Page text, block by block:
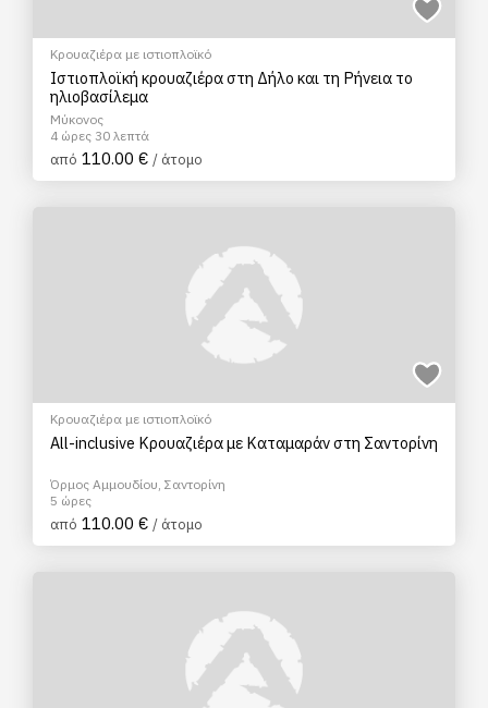
Κρουαζιέρα με ιστιοπλοϊκό
Ιστιοπλοϊκή κρουαζιέρα στη Δήλο και τη Ρήνεια το
ηλιοβασίλεμα
Μύκονος
4 ώρες 30 λεπτά
από 110.00 € / άτομο
Κρουαζιέρα με ιστιοπλοϊκό
All-inclusive Κρουαζιέρα με Καταμαράν στη Σαντορίνη
Όρμος Αμμουδίου, Σαντορίνη
5 ώρες
από 110.00 € / άτομο